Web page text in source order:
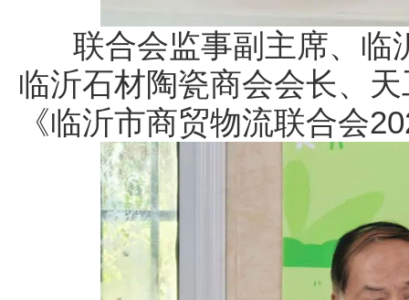
联合会监事副主席、临
临沂石材陶瓷商会会长、
《临沂市商贸物流联合会